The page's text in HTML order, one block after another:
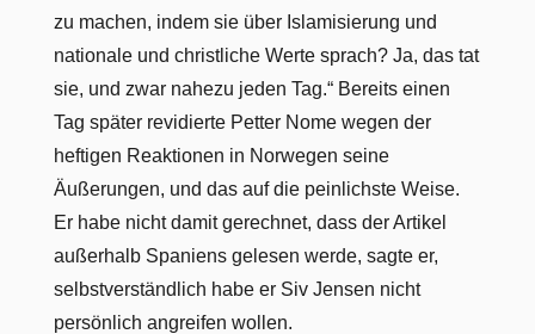
zu machen, indem sie über Islamisierung und
nationale und christliche Werte sprach? Ja, das tat
sie, und zwar nahezu jeden Tag.“ Bereits einen
Tag später revidierte Petter Nome wegen der
heftigen Reaktionen in Norwegen seine
Äußerungen, und das auf die peinlichste Weise.
Er habe nicht damit gerechnet, dass der Artikel
außerhalb Spaniens gelesen werde, sagte er,
selbstverständlich habe er Siv Jensen nicht
persönlich angreifen wollen.